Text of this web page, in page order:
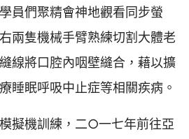
員們聚精會神地觀看同步螢
兩隻機械手臂熟練切割大體老
線將口腔內咽壁縫合，藉以擴
睡眠呼吸中止症等相關疾病。
擬機訓練，二○一七年前往亞